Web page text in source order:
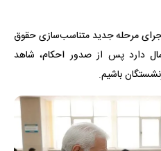
مرحله جدید متناسب‌سازی حقوق
دارد پس از صدور احکام، شاهد
باشیم.